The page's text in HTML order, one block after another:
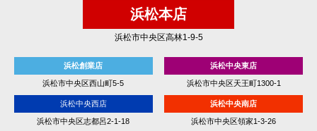
浜松本店
浜松市中央区高林1-9-5
浜松創業店
浜松市中央区西山町5-5
浜松中央東店
浜松市中央区天王町1300-1
浜松中央西店
浜松市中央区志都呂2-1-18
浜松中央南店
浜松市中央区領家1-3-26